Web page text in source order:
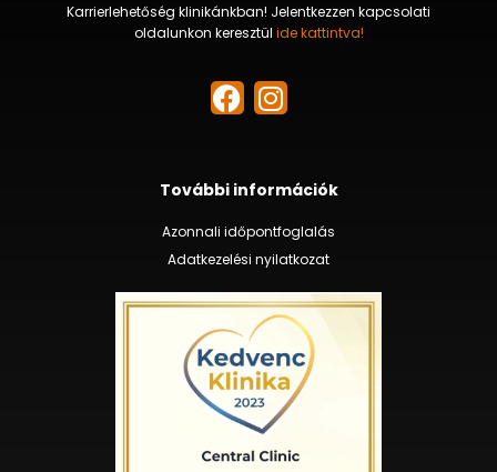
Karrierlehetőség klinikánkban! Jelentkezzen kapcsolati
oldalunkon keresztül ide kattintva!
További információk
Azonnali időpontfoglalás
Adatkezelési nyilatkozat